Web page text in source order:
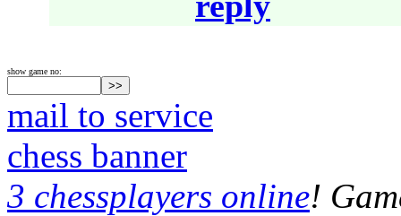
show game no:
mail to service
chess banner
3 chessplayers online!